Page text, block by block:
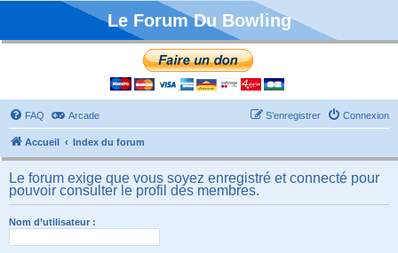
Le Forum Du Bowling
FAQ Arcade Connexion
S’enregistrer
Accueil Index du forum
Le forum exige que vous soyez enregistré et connecté pour
pouvoir consulter le profil des membres.
Nom d’utilisateur :